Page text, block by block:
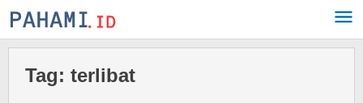
Skip
to
Tag: terlibat